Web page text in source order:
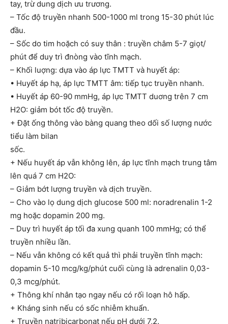
tay, trừ dung dịch ưu trương.
– Tốc độ truyền nhanh 500-1000 ml trong 15-30 phút lúc
đầu.
– Sốc do tim hoặch có suy thân : truyền châm 5-7 giọt/
phút để duy trì đnòng vào tĩnh mạch.
– Khối luợng: dựa vào áp lực TMTT và huyết áp:
• Huyết áp hạ, áp lực TMTT âm: tiếp tục truyền nhanh.
• Huyết áp 60-90 mmHg, áp lực TMTT duơng trên 7 cm
H2O: giảm bót tốc độ truyền.
+ Đặt ống thông vào bàng quang theo dối số lượng nước
tiểu làm bilan
sốc.
+ Nếu huyết áp vẫn không lên, áp lực tĩnh mạch trung tâm
lên quá 7 cm H2O:
– Giảm bớt lượng truyền và dịch truyền.
– Cho vào lọ dung dịch glucose 500 ml: noradrenalin 1-2
mg hoặc dopamin 200 mg.
– Duy trì huyết áp tối đa xung quanh 100 mmHg; có thể
truyền nhiều lần.
– Nếu vẫn không có kết quả thì phải truyền tĩnh mạch:
dopamin 5-10 mcg/kg/phút cuối cùng là adrenalin 0,03-
0,3 mcg/phút.
+ Thông khí nhân tạo ngay nếu có rối loạn hô hấp.
+ Kháng sinh nếu có sốc nhiễm khuẩn.
+ Truyền natribicarbonat nếu pH dưới 7,2.